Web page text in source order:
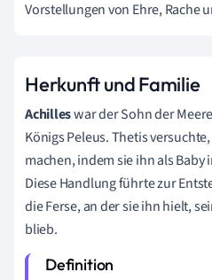
Vorstellungen von Ehre, Rache
Herkunft und Familie
Achilleswar der Sohn der
Königs Peleus. Thetis
machen, indem sie ihn als Baby
Diese Handlung führte zur
die Ferse, an der sie ihn hielt,
blieb.